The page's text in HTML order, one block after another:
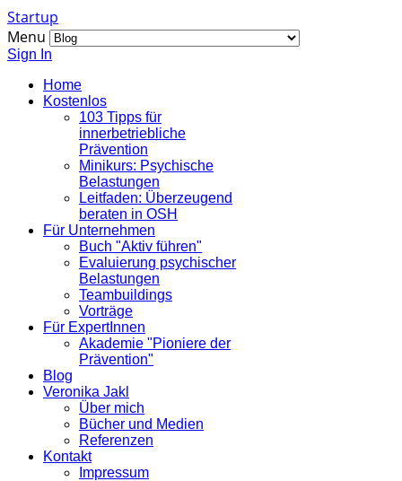
Startup
Menu
Sign In
Home
Kostenlos
103 Tipps für
innerbetriebliche
Prävention
Minikurs: Psychische
Belastungen
Leitfaden: Überzeugend
beraten in OSH
Für Unternehmen
Buch "Aktiv führen"
Evaluierung psychischer
Belastungen
Teambuildings
Vorträge
Für ExpertInnen
Akademie "Pioniere der
Prävention"
Blog
Veronika Jakl
Über mich
Bücher und Medien
Referenzen
Kontakt
Impressum